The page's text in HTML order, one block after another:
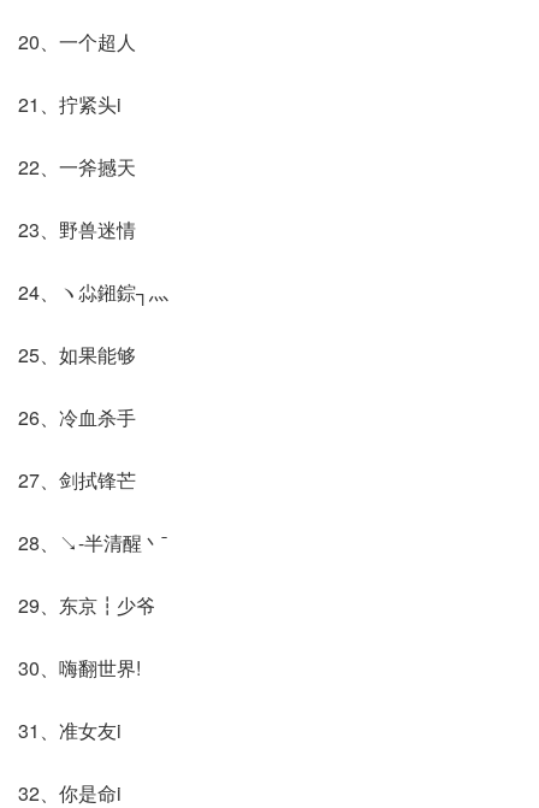
20、一个超人
21、拧紧头i
22、一斧撼天
23、野兽迷情
24、ヽ尛鎺錝┐灬
25、如果能够
26、冷血杀手
27、剑拭锋芒
28、↘-半清醒丶ˉ
29、东京┇少爷
30、嗨翻世界!
31、准女友i
32、你是命i